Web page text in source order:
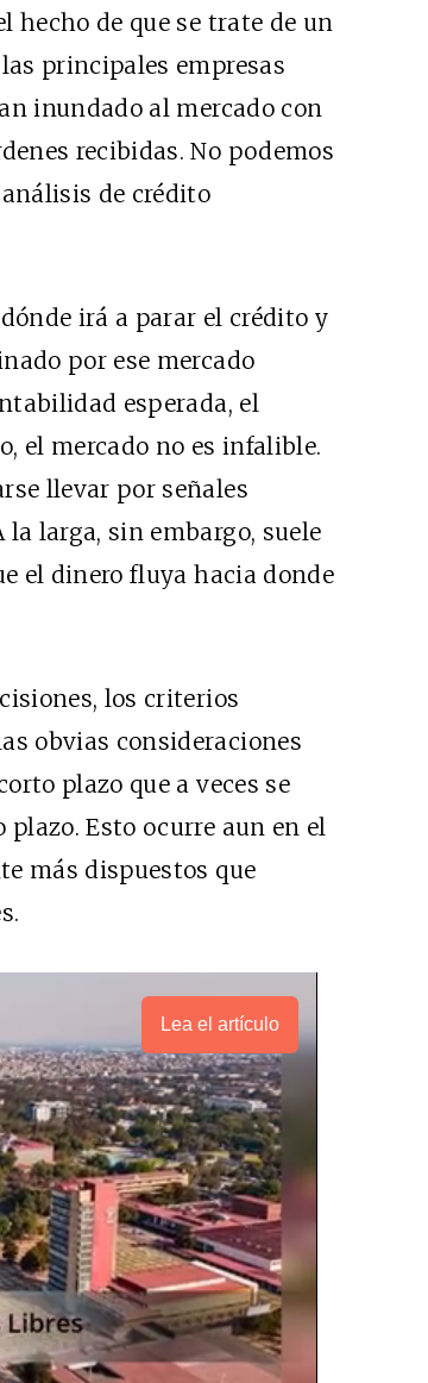
hecho de que se trate de un
principales empresas
inundado al mercado con
recibidas. No podemos
de crédito
irá a parar el crédito y
por ese mercado
esperada, el
el mercado no es infalible.
llevar por señales
larga, sin embargo, suele
el dinero fluya hacia donde
los criterios
obvias consideraciones
plazo que a veces se
Esto ocurre aun en el
más dispuestos que
Lea el artículo